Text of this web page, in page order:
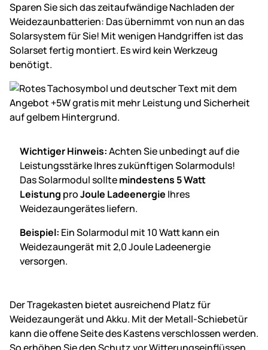
Sparen Sie sich das zeitaufwändige Nachladen der
Weidezaunbatterien: Das übernimmt von nun an das
Solarsystem für Sie! Mit wenigen Handgriffen ist das
Solarset fertig montiert. Es wird kein Werkzeug
benötigt.
Wichtiger Hinweis:Achten Sie unbedingt auf die
Leistungsstärke Ihres zukünftigen Solarmoduls!
Das Solarmodul solltemindestens 5 Watt
Leistung proJoule Ladeenergie Ihres
Weidezaungerätes liefern.
Beispiel: Ein Solarmodul mit 10 Watt kann ein
Weidezaungerät mit 2,0 Joule Ladeenergie
versorgen.
Der Tragekasten bietet ausreichend Platz für
Weidezaungerät und Akku. Mit der Metall-Schiebetür
kann die offene Seite des Kastens verschlossen werden.